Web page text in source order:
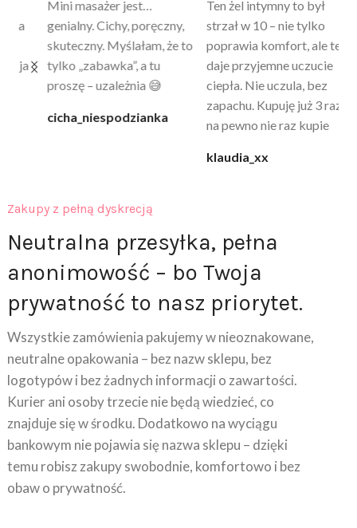
Mini masażer jest…
genialny. Cichy, poręczny,
skuteczny. Myślałam, że to
tylko „zabawka”, a tu
proszę – uzależnia 😅
cicha_niespodzianka
Ten żel intymny to był
strzał w 10 – nie tylko
poprawia komfort, ale też
daje przyjemne uczucie
ciepła. Nie uczula, bez
zapachu. Kupuję już 3 raz i
na pewno nie raz kupie
klaudia_xx
Zakupy z pełną dyskrecją
Neutralna przesyłka, pełna
anonimowość – bo Twoja
prywatność to nasz priorytet.
Wszystkie zamówienia pakujemy w nieoznakowane,
neutralne opakowania – bez nazw sklepu, bez
logotypów i bez żadnych informacji o zawartości.
Kurier ani osoby trzecie nie będą wiedzieć, co
znajduje się w środku. Dodatkowo na wyciągu
bankowym nie pojawia się nazwa sklepu – dzięki
temu robisz zakupy swobodnie, komfortowo i bez
obaw o prywatność.